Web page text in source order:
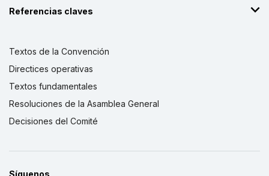
Referencias claves
Textos de la Convención
Directices operativas
Textos fundamentales
Resoluciones de la Asamblea General
Decisiones del Comité